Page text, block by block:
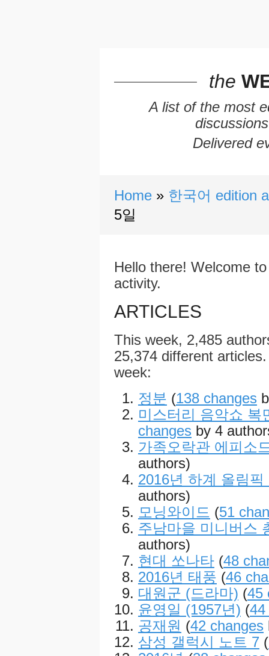
the
A list of the most
Delivered
Home
한국어 edition
5일
Hello there! Welcome
activity.
ARTICLES
This week, 2,485
25,374 different
week:
정분 (138 changes
미스터리 음악쇼 복
changes by 4
가족오락관 에피소
authors)
2016년 하계 올림
authors)
모닝와이드 (51
주남마을 미니버스
authors)
현대 쏘나타 (48
2016년 태풍 (46
대원군 (드라마) (45
윤영일 (1957년) (44
공재원 (42 changes
삼성 갤럭시 노트 7 (